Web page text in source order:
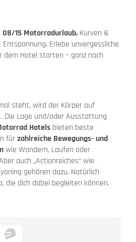
15 Motorradurlaub. Kurven &
Entspannung. Erlebe unvergessliche
dem Hotel starten – ganz nach
steht, wird der Körper auf
Die Lage und/oder Ausstattung
Hotels bieten beste
fürzahlreiche Bewegungs- und
wie Wandern, Laufen oder
auch „Actionreiches“ wie
gehören dazu. Natürlich
die dich dabei begleiten können.